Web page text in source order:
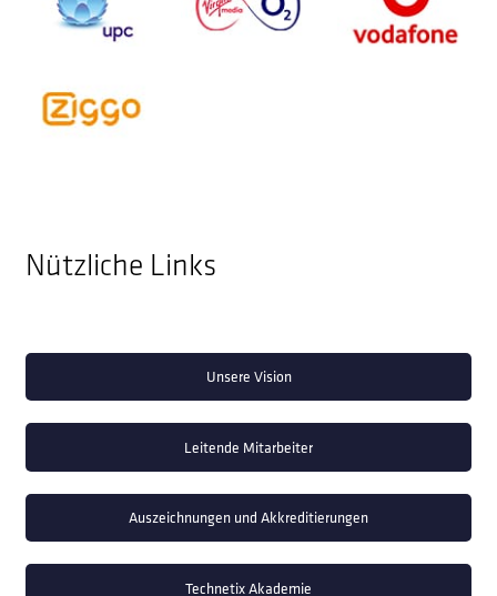
Nützliche Links
Unsere Vision
Leitende Mitarbeiter
Auszeichnungen und Akkreditierungen
Technetix Akademie